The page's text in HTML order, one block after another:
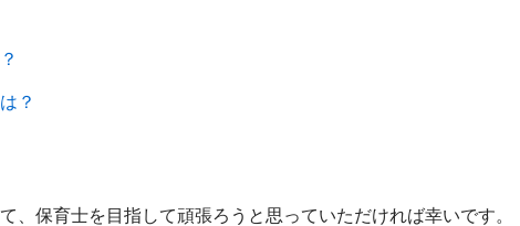
？
、保育士を目指して頑張ろうと思っていただければ幸いです。